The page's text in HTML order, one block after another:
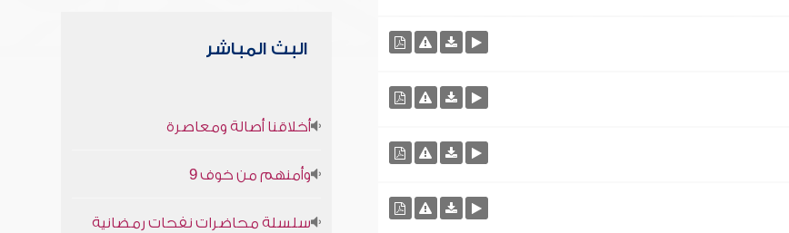
البث المباشر
أخلاقنا أصالة ومعاصرة
وأمنهم من خوف 9
سلسلة محاضرات نفحات رمضانية